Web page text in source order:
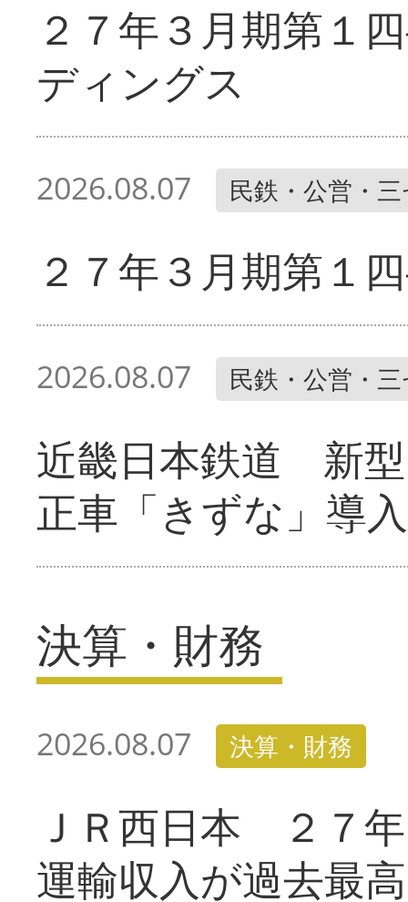
２７年３月期第１
ディングス
2026.08.07 民鉄・公営・
２７年３月期第１
2026.08.07 民鉄・公営・
近畿日本鉄道 新
正車「きずな」導入
決算・財務
2026.08.07 決算・財務
ＪＲ西日本 ２７
運輸収入が過去最高